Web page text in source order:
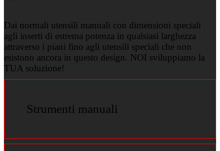
Dai normali utensili manuali con dimensioni speciali
agli inserti di estrema potenza in qualsiasi larghezza
attraverso i piani fino agli utensili speciali che non
esistono ancora in questo design. NOI sviluppiamo la
TUA soluzione!
Strumenti manuali